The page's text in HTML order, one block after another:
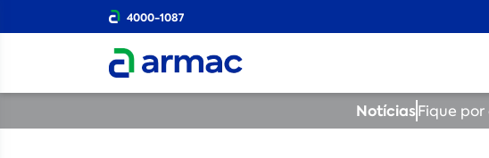
4000-1087
NotíciasFique